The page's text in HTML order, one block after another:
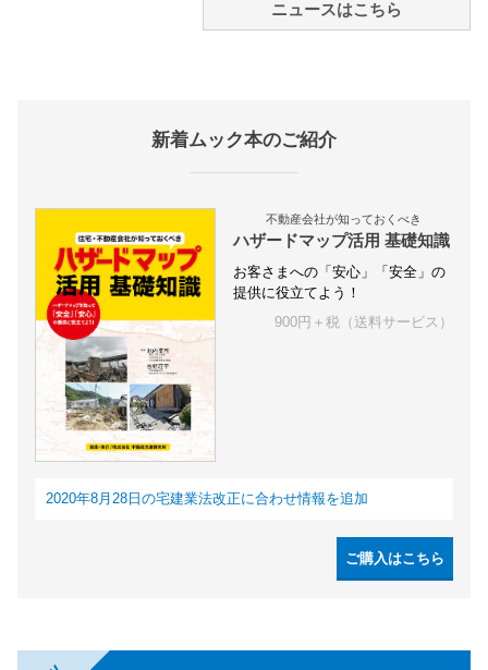
ニュースはこちら
新着ムック本のご紹介
不動産会社が知っておくべき
ハザードマップ活用 基礎知識
お客さまへの「安心」「安全」の
提供に役立てよう！
900円＋税（送料サービス）
2020年8月28日の宅建業法改正に合わせ情報を追加
ご購入はこちら